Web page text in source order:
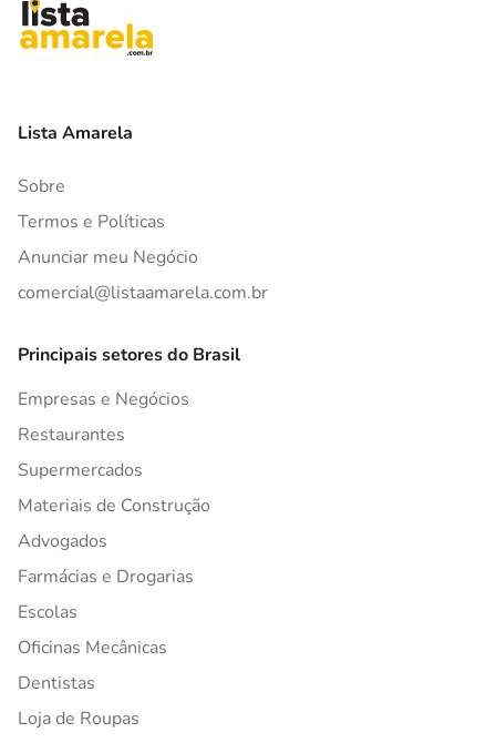
Lista Amarela
Sobre
Termos e Políticas
Anunciar meu Negócio
comercial@listaamarela.com.br
Principais setores do Brasil
Empresas e Negócios
Restaurantes
Supermercados
Materiais de Construção
Advogados
Farmácias e Drogarias
Escolas
Oficinas Mecânicas
Dentistas
Loja de Roupas